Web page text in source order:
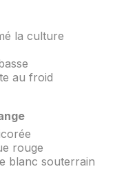
la culture
au froid
rouge
blanc souterrain